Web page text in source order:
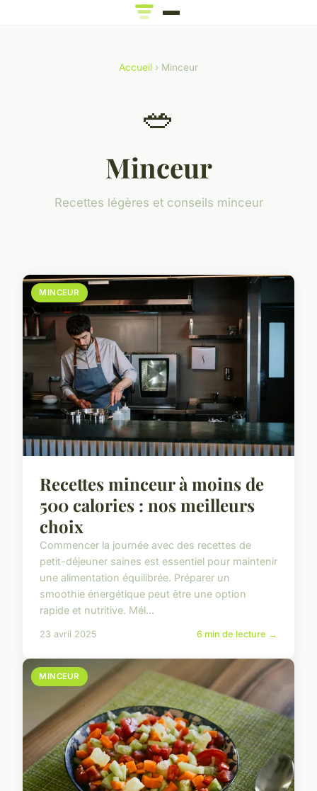
Accueil › Minceur
🥗
Minceur
Recettes légères et conseils minceur
MINCEUR
Recettes minceur à moins de
500 calories : nos meilleurs
choix
Commencer la journée avec des recettes de
petit-déjeuner saines est essentiel pour maintenir
une alimentation équilibrée. Préparer un
smoothie énergétique peut être une option
rapide et nutritive. Mél...
23 avril 2025 6 min de lecture →
MINCEUR